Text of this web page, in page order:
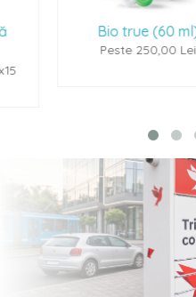
Bio true (60 ml)
Peste 250,00 Lei